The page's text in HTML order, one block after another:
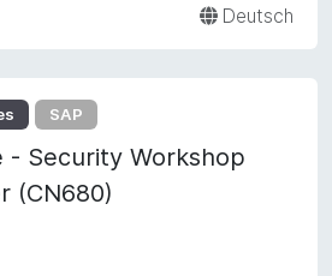
Deutsch
SAP
- Security Workshop
(CN680)